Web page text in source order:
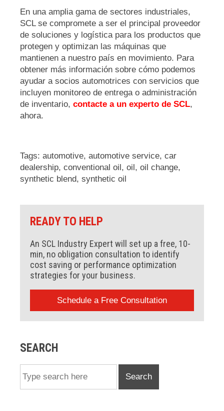
En una amplia gama de sectores industriales,
SCL se compromete a ser el principal proveedor
de soluciones y logística para los productos que
protegen y optimizan las máquinas que
mantienen a nuestro país en movimiento. Para
obtener más información sobre cómo podemos
ayudar a socios automotrices con servicios que
incluyen monitoreo de entrega o administración
de inventario, contacte a un experto de SCL,
ahora.
Tags: automotive, automotive service, car
dealership, conventional oil, oil, oil change,
synthetic blend, synthetic oil
READY TO HELP
An SCL Industry Expert will set up a free, 10-
min, no obligation consultation to identify
cost saving or performance optimization
strategies for your business.
Schedule a Free Consultation
SEARCH
Search